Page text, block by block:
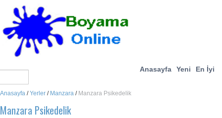
Anasayfa Yeni En İyi
Anasayfa /Yerler / Manzara / Manzara Psikedelik
Manzara Psikedelik